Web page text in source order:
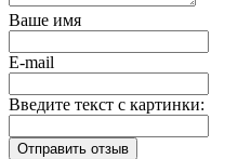
Ваше имя
E-mail
Введите текст с картинки: